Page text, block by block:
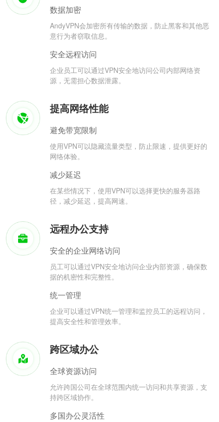
数据加密
AndyVPN会加密所有传输的数据，防止黑客和其他恶
意行为者窃取信息。
安全远程访问
企业员工可以通过VPN安全地访问公司内部网络资
源，无需担心数据泄露。
提高网络性能
避免带宽限制
使用VPN可以隐藏流量类型，防止限速，提供更好的
网络体验。
减少延迟
在某些情况下，使用VPN可以选择更快的服务器路
径，减少延迟，提高网速。
远程办公支持
安全的企业网络访问
员工可以通过VPN安全地访问企业内部资源，确保数
据的机密性和完整性。
统一管理
企业可以通过VPN统一管理和监控员工的远程访问，
提高安全性和管理效率。
跨区域办公
全球资源访问
允许跨国公司在全球范围内统一访问和共享资源，支
持跨区域协作。
多国办公灵活性